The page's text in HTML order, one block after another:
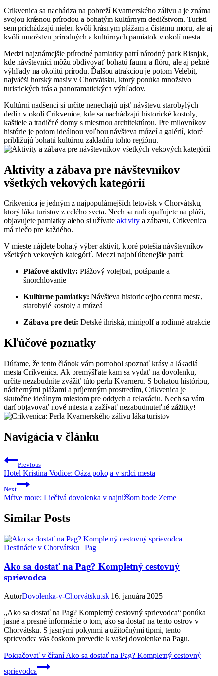
Crikvenica sa nachádza na ​pobreží⁤ Kvarnerského zálivu a ⁣je⁤ známa‍
svojou krásnou ⁤prírodou ⁢a bohatým kultúrnym⁢ dedičstvom. Turisti ​
sem prichádzajú nielen ⁢kvôli krásnym plážam⁤ a ​čistému moru, ⁣ale ‍aj
kvôli množstvu prírodných a kultúrnych pamiatok v ⁢okolí mesta.
Medzi najznámejšie prírodné pamiatky patrí národný park‌ Risnjak,
kde návštevníci môžu⁤ obdivovať bohatú faunu a flóru, ale aj pekné
výhľady na okolitú prírodu. Ďalšou atrakciou je potom Velebit,
najväčší horský masív ‍v Chorvátsku, ktorý ponúka množstvo
turistických trás ⁢a panoramatických výhľadov.
Kultúrni nadšenci si určite ⁣nenechajú ujsť návštevu starobylých
dedín v okolí Crikvenice, kde sa nachádzajú ​historické kostoly,⁣
kaštiele​ a tradičné domy‌ s miestnou⁢ architektúrou. Pre‍ milovníkov
histórie je potom ideálnou voľbou ⁢návšteva múzeí a⁤ galérií, ktoré
približujú bohatú kultúrnu základňu tohto⁢ regiónu.
Aktivity a zábava pre návštevníkov
všetkých vekových kategórií
Crikvenica⁢ je⁢ jedným z najpopulárnejších letovísk ⁣v⁢ Chorvátsku,
ktorý⁢ láka ‍turistov z celého sveta. Nech sa radi opaľujete na pláži,
objavujete pamiatky alebo si užívate aktivity a zábavu, Crikvenica
má niečo pre⁣ každého.
V⁣ mieste nájdete bohatý výber aktivít, ktoré potešia návštevníkov
všetkých vekových kategórií. Medzi najobľúbenejšie patrí:
Plážové aktivity: Plážový volejbal, potápanie a
šnorchlovanie
Kultúrne pamiatky: Návšteva ‍historickejho⁣ centra‌ mesta,
starobylé kostoly a múzeá
Zábava ⁤pre deti: Detské ihriská, minigolf a rodinné atrakcie
Kľúčové poznatky
Dúfame, že‌ tento článok vám ‌pomohol spoznať krásy ⁤a ​lákadlá
mesta Crikvenica. Ak premýšľate kam sa vydať na‌ dovolenku,
určite nezabudnite zvážiť túto perlu Kvarneru. S bohatou⁤ históriou,
nádhernými plážami ‌a príjemným prostredím, Crikvenica je
skutočne ideálnym ⁤miestom pre oddych ⁤a​ relaxáciu. Nech sa vám
darí objavovať nové miesta‌ a zažívať nezabudnuteľné zážitky!
Navigácia v článku
Previous
Hotel Kristina Vodice: Oáza pokoja v srdci mesta
Next
Mŕtve more: Liečivá dovolenka v najnižšom bode Zeme
Similar Posts
Destinácie v Chorvátsku | Pag
Ako sa dostať na Pag? Kompletný cestovný
sprievodca
AutorDovolenka-v-Chorvátsku.sk 16. januára 2025
„Ako sa dostať na Pag? Kompletný cestovný sprievodca“ ponúka
jasné a presné informácie o tom, ako sa dostať na tento ostrov v
Chorvátsku. S jasnými pokynmi a užitočnými tipmi, tento
sprievodca vás čoskoro prevedie k vašej dovolenke na Pagu.
Pokračovať v čítaníAko sa dostať na Pag? Kompletný cestovný
sprievodca